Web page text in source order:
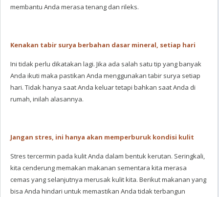
membantu Anda merasa tenang dan rileks.
Kenakan tabir surya berbahan dasar mineral, setiap hari
Ini tidak perlu dikatakan lagi. Jika ada salah satu tip yang banyak
Anda ikuti maka pastikan Anda menggunakan tabir surya setiap
hari. Tidak hanya saat Anda keluar tetapi bahkan saat Anda di
rumah, inilah alasannya.
Jangan stres, ini hanya akan memperburuk kondisi kulit
Stres tercermin pada kulit Anda dalam bentuk kerutan. Seringkali,
kita cenderung memakan makanan sementara kita merasa
cemas yang selanjutnya merusak kulit kita. Berikut makanan yang
bisa Anda hindari untuk memastikan Anda tidak terbangun